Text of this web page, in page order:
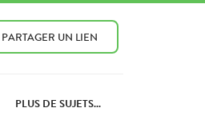
PARTAGER UN LIEN
PLUS DE SUJETS...